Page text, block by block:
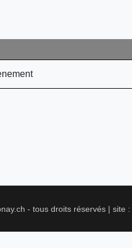
- tous droits réservés | site :